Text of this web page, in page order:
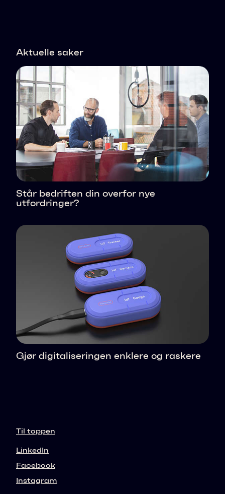
Aktuelle saker
Står bedriften din overfor nye
utfordringer?
Gjør digitaliseringen enklere og raskere
Til toppen
LinkedIn
Facebook
Instagram